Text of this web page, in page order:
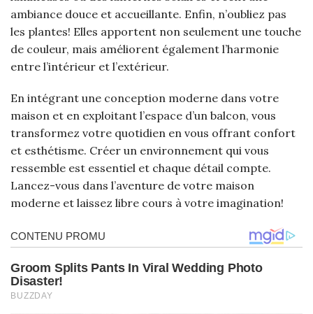
ambiance douce et accueillante. Enfin, n’oubliez pas
les plantes! Elles apportent non seulement une touche
de couleur, mais améliorent également l’harmonie
entre l’intérieur et l’extérieur.
En intégrant une conception moderne dans votre
maison et en exploitant l’espace d’un balcon, vous
transformez votre quotidien en vous offrant confort
et esthétisme. Créer un environnement qui vous
ressemble est essentiel et chaque détail compte.
Lancez-vous dans l’aventure de votre maison
moderne et laissez libre cours à votre imagination!